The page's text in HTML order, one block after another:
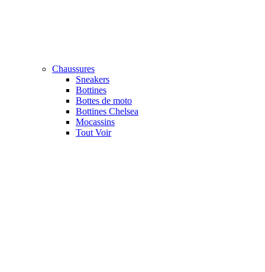
Chaussures
Sneakers
Bottines
Bottes de moto
Bottines Chelsea
Mocassins
Tout Voir